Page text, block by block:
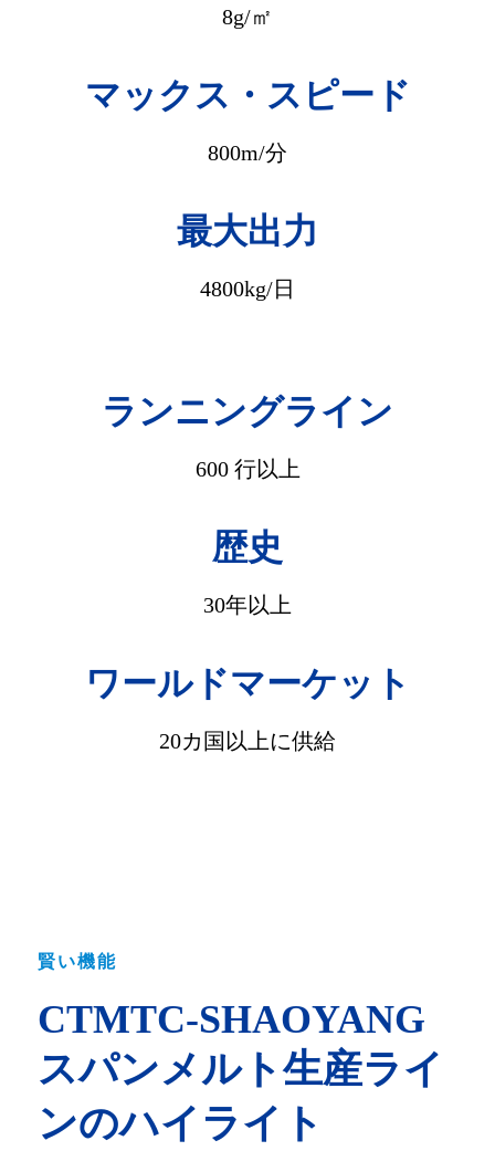
8g/㎡
マックス・スピード
800m/分
最大出力
4800kg/日
ランニングライン
600 行以上
歴史
30年以上
ワールドマーケット
20カ国以上に供給
賢い機能
CTMTC-SHAOYANG
スパンメルト生産ライ
ンのハイライト